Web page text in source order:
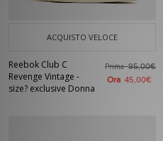
ACQUISTO VELOCE
Reebok Club C
Revenge Vintage -
size? exclusive Donna
Prima95,00€
Ora 45,00€